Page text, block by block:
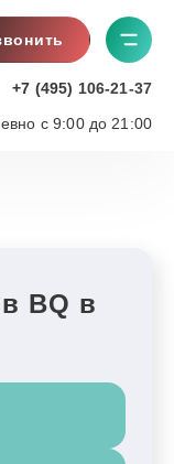
+7 (495) 106-21-37
с 9:00 до 21:00
BQ в